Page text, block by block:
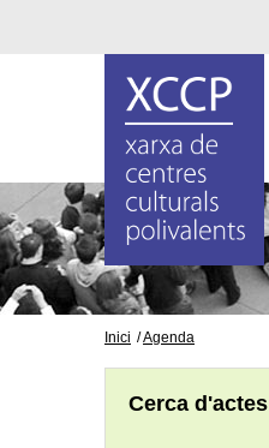
Inici Agenda
Cerca d'actes